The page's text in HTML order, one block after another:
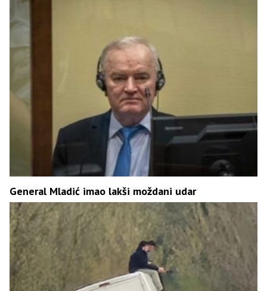
General Mladić imao lakši moždani udar